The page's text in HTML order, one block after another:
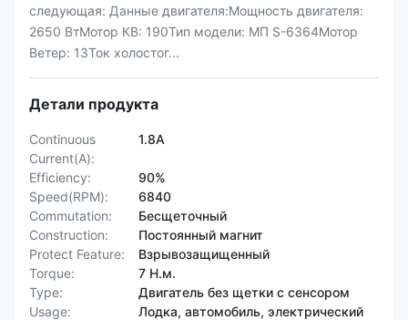
следующая: Данные двигателя:Мощность двигателя:
2650 ВтМотор КВ: 190Тип модели: МП S-6364Мотор
Ветер: 13Ток холостог...
Детали продукта
Continuous
Current(A):
1.8A
Efficiency:
90%
Speed(RPM):
6840
Commutation:
Бесщеточный
Construction:
Постоянный магнит
Protect Feature:
Взрывозащищенный
Torque:
7 Н.м.
Type:
Двигатель без щетки с сенсором
Usage:
Лодка, автомобиль, электрический